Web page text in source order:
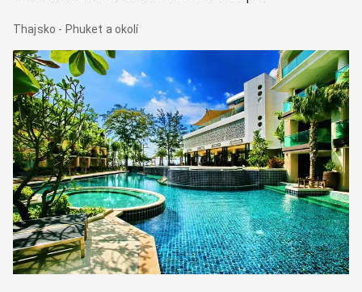
Thajsko - Phuket a okolí